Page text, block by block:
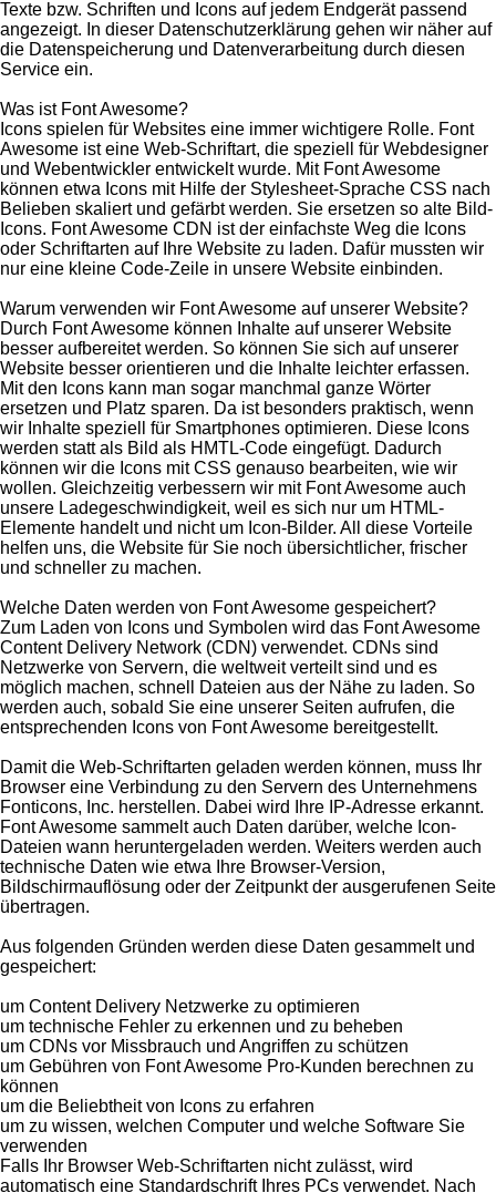
Texte bzw. Schriften und Icons auf jedem Endgerät passend
angezeigt. In dieser Datenschutzerklärung gehen wir näher auf
die Datenspeicherung und Datenverarbeitung durch diesen
Service ein.
Was ist Font Awesome?
Icons spielen für Websites eine immer wichtigere Rolle. Font
Awesome ist eine Web-Schriftart, die speziell für Webdesigner
und Webentwickler entwickelt wurde. Mit Font Awesome
können etwa Icons mit Hilfe der Stylesheet-Sprache CSS nach
Belieben skaliert und gefärbt werden. Sie ersetzen so alte Bild-
Icons. Font Awesome CDN ist der einfachste Weg die Icons
oder Schriftarten auf Ihre Website zu laden. Dafür mussten wir
nur eine kleine Code-Zeile in unsere Website einbinden.
Warum verwenden wir Font Awesome auf unserer Website?
Durch Font Awesome können Inhalte auf unserer Website
besser aufbereitet werden. So können Sie sich auf unserer
Website besser orientieren und die Inhalte leichter erfassen.
Mit den Icons kann man sogar manchmal ganze Wörter
ersetzen und Platz sparen. Da ist besonders praktisch, wenn
wir Inhalte speziell für Smartphones optimieren. Diese Icons
werden statt als Bild als HMTL-Code eingefügt. Dadurch
können wir die Icons mit CSS genauso bearbeiten, wie wir
wollen. Gleichzeitig verbessern wir mit Font Awesome auch
unsere Ladegeschwindigkeit, weil es sich nur um HTML-
Elemente handelt und nicht um Icon-Bilder. All diese Vorteile
helfen uns, die Website für Sie noch übersichtlicher, frischer
und schneller zu machen.
Welche Daten werden von Font Awesome gespeichert?
Zum Laden von Icons und Symbolen wird das Font Awesome
Content Delivery Network (CDN) verwendet. CDNs sind
Netzwerke von Servern, die weltweit verteilt sind und es
möglich machen, schnell Dateien aus der Nähe zu laden. So
werden auch, sobald Sie eine unserer Seiten aufrufen, die
entsprechenden Icons von Font Awesome bereitgestellt.
Damit die Web-Schriftarten geladen werden können, muss Ihr
Browser eine Verbindung zu den Servern des Unternehmens
Fonticons, Inc. herstellen. Dabei wird Ihre IP-Adresse erkannt.
Font Awesome sammelt auch Daten darüber, welche Icon-
Dateien wann heruntergeladen werden. Weiters werden auch
technische Daten wie etwa Ihre Browser-Version,
Bildschirmauflösung oder der Zeitpunkt der ausgerufenen Seite
übertragen.
Aus folgenden Gründen werden diese Daten gesammelt und
gespeichert:
um Content Delivery Netzwerke zu optimieren
um technische Fehler zu erkennen und zu beheben
um CDNs vor Missbrauch und Angriffen zu schützen
um Gebühren von Font Awesome Pro-Kunden berechnen zu
können
um die Beliebtheit von Icons zu erfahren
um zu wissen, welchen Computer und welche Software Sie
verwenden
Falls Ihr Browser Web-Schriftarten nicht zulässt, wird
automatisch eine Standardschrift Ihres PCs verwendet. Nach